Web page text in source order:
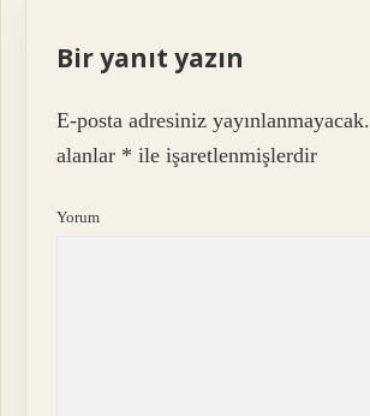
Bir yanıt yazın
E-posta adresiniz yayınlanmayacak.
alanlar * ile işaretlenmişlerdir
Yorum